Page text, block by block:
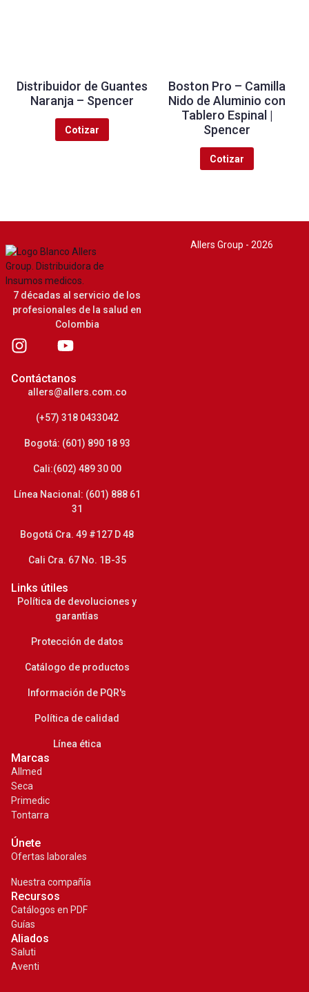
Distribuidor de Guantes
Naranja – Spencer
Cotizar
Boston Pro – Camilla
Nido de Aluminio con
Tablero Espinal |
Spencer
Cotizar
7 décadas al servicio de los
profesionales de la salud en
Colombia
Contáctanos
allers@allers.com.co
(+57) 318 0433042
Bogotá: (601) 890 18 93
Cali:(602) 489 30 00
Línea Nacional: (601) 888 61
31
Bogotá Cra. 49 #127 D 48
Cali Cra. 67 No. 1B-35
Links útiles
Política de devoluciones y
garantías
Protección de datos
Catálogo de productos
Información de PQR's
Política de calidad
Línea ética
Marcas
Allmed
Seca
Primedic
Tontarra
Únete
Ofertas laborales
Nuestra compañía
Recursos
Catálogos en PDF
Guías
Aliados
Saluti
Aventi
Allers Group - 2026